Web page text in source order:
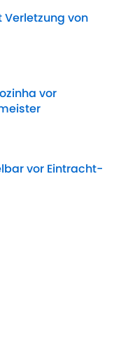
von
vor
vor Eintracht-